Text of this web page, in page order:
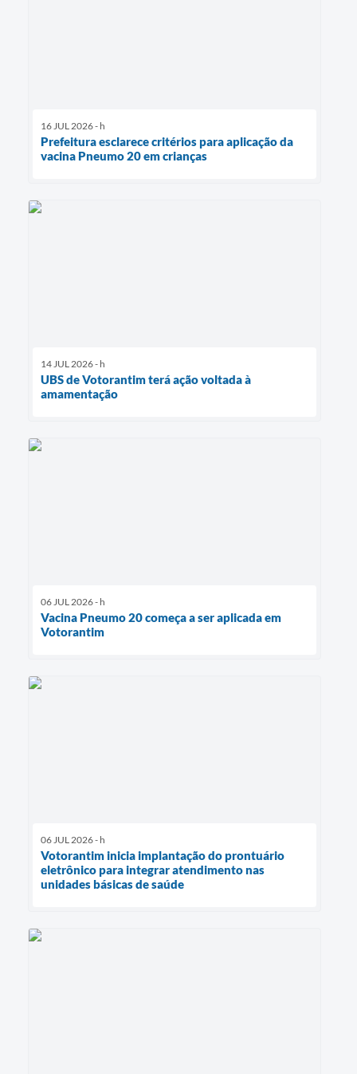
16 JUL 2026 - h
Prefeitura esclarece critérios para aplicação da
vacina Pneumo 20 em crianças
14 JUL 2026 - h
UBS de Votorantim terá ação voltada à
amamentação
06 JUL 2026 - h
Vacina Pneumo 20 começa a ser aplicada em
Votorantim
06 JUL 2026 - h
Votorantim inicia implantação do prontuário
eletrônico para integrar atendimento nas
unidades básicas de saúde